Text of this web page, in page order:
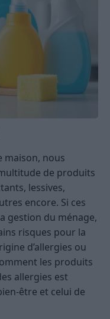
maison, nous
de produits
lessives,
encore. Si ces
gestion du ménage,
risques pour la
d’allergies ou
les produits
allergies est
être et celui de